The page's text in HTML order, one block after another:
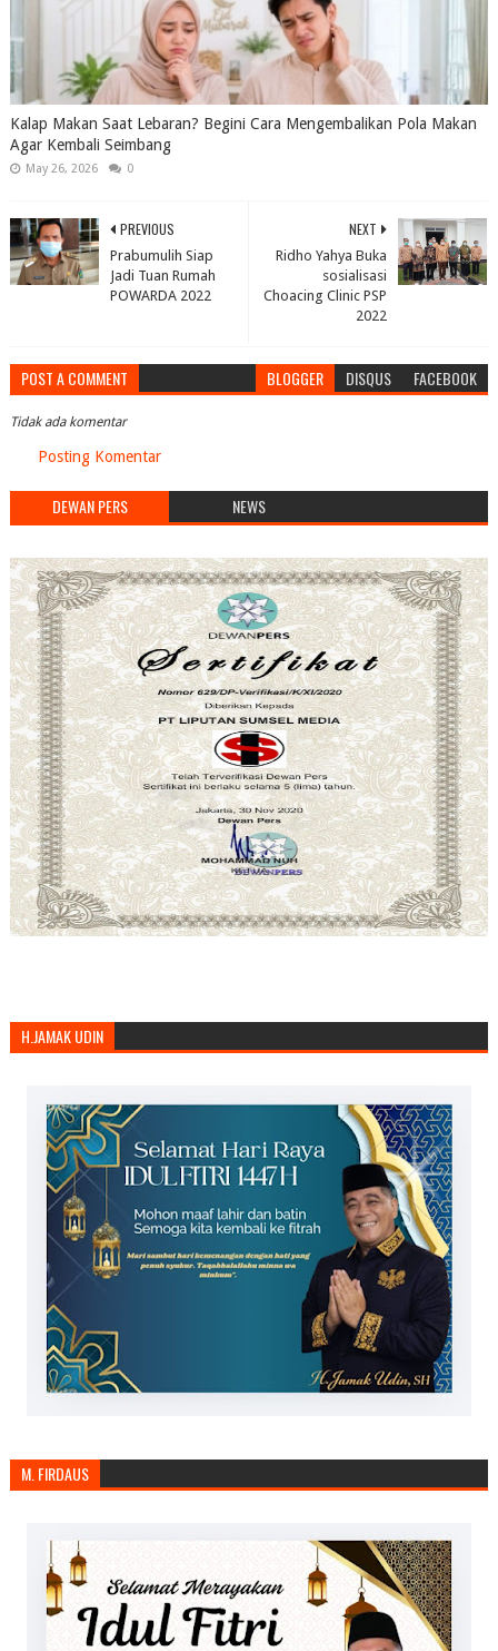
Kalap Makan Saat Lebaran? Begini Cara Mengembalikan Pola Makan
Agar Kembali Seimbang
May 26, 2026 0
NEXT
Ridho Yahya Buka
sosialisasi
Choacing Clinic PSP
2022
PREVIOUS
Prabumulih Siap
Jadi Tuan Rumah
POWARDA 2022
POST A COMMENT BLOGGER DISQUS FACEBOOK
Tidak ada komentar
Posting Komentar
DEWAN PERS NEWS
H.JAMAK UDIN
M. FIRDAUS